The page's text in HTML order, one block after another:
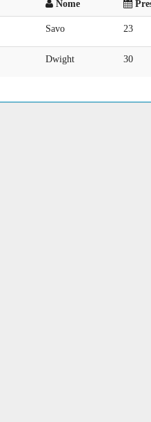
Nome
Savo 23
Dwight 30